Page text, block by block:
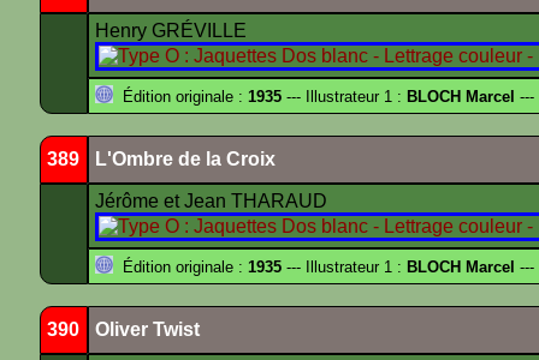
Henry GRÉVILLE
Édition originale : 1935 --- Illustrateur 1 : BLOCH Marcel ---
389 L'Ombre de la Croix
Jérôme et Jean THARAUD
Édition originale : 1935 --- Illustrateur 1 : BLOCH Marcel ---
390 Oliver Twist